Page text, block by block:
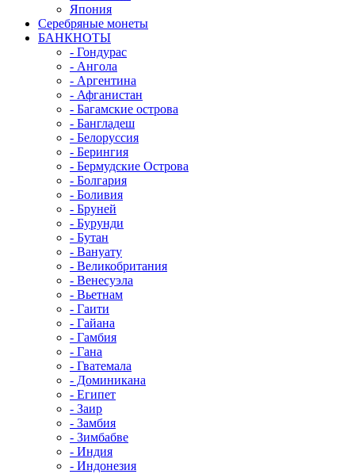
Япония
Серебряные монеты
БАНКНОТЫ
- Гондурас
- Ангола
- Аргентина
- Афганистан
- Багамские острова
- Бангладеш
- Белоруссия
- Берингия
- Бермудские Острова
- Болгария
- Боливия
- Бруней
- Бурунди
- Бутан
- Вануату
- Великобритания
- Венесуэла
- Вьетнам
- Гаити
- Гайана
- Гамбия
- Гана
- Гватемала
- Доминикана
- Египет
- Заир
- Замбия
- Зимбабве
- Индия
- Индонезия